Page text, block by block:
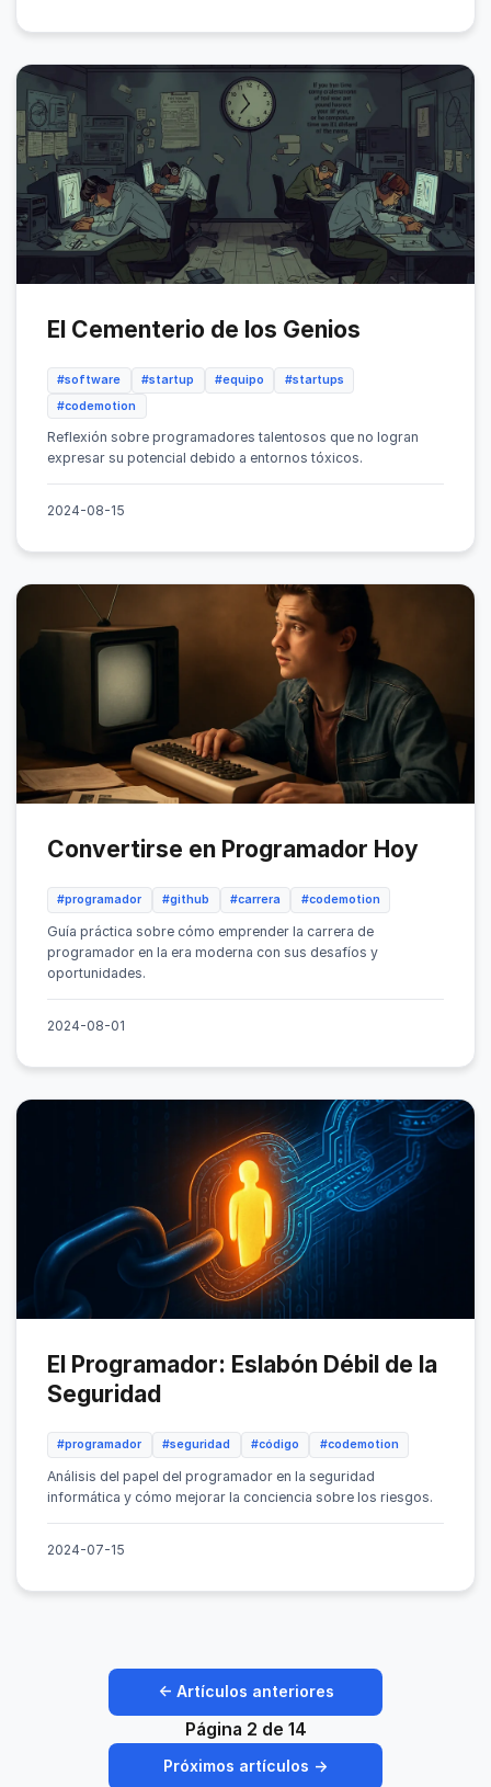
El Cementerio de los Genios
#software #startup #equipo
#startups
#codemotion
Reflexión sobre programadores talentosos que no logran
expresar su potencial debido a entornos tóxicos.
2024-08-15
Convertirse en Programador Hoy
#programador #github #carrera #codemotion
Guía práctica sobre cómo emprender la carrera de
programador en la era moderna con sus desafíos y
oportunidades.
2024-08-01
El Programador: Eslabón Débil de la
Seguridad
#programador #seguridad #código #codemotion
Análisis del papel del programador en la seguridad
informática y cómo mejorar la conciencia sobre los riesgos.
2024-07-15
← Artículos anteriores
Página 2 de 14
Próximos artículos →